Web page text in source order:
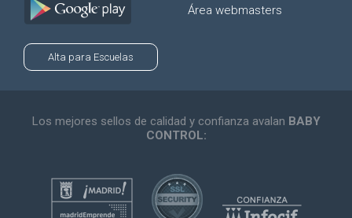
Área webmasters
Alta para Escuelas
Los mejores sellos de calidad y confianza avalan BABY
CONTROL: